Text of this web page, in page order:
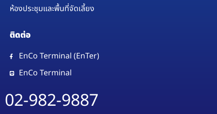
ห้องประชุมและพื้นที่จัดเลี้ยง​
ติดต่อ
EnCo Terminal (EnTer)
EnCo Terminal
02-982-9887